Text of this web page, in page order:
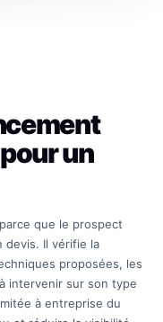
un
que le prospect
devis. Il vérifie la
proposées, les
intervenir sur son type
à entreprise du